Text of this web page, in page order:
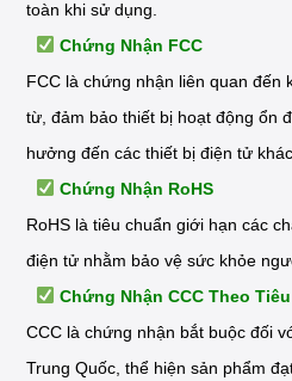
toàn khi sử dụng.
Chứng Nhận FCC
FCC là chứng nhận liên quan đến
từ, đảm bảo thiết bị hoạt động ổn
hưởng đến các thiết bị điện tử khác.
Chứng Nhận RoHS
RoHS là tiêu chuẩn giới hạn các
điện tử nhằm bảo vệ sức khỏe
Chứng Nhận CCC Theo
CCC là chứng nhận bắt buộc đối
Trung Quốc, thể hiện sản phẩm